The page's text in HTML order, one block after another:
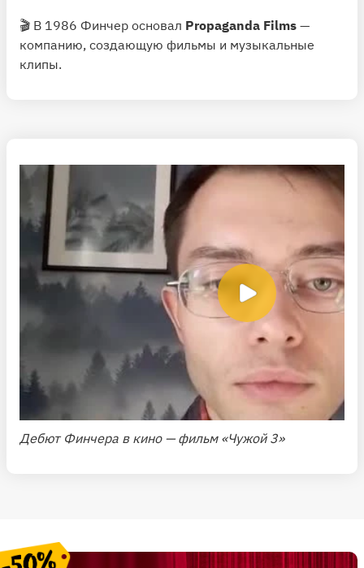
🎬 В 1986 Финчер основал Propaganda Films —
компанию, создающую фильмы и музыкальные
клипы.
Дебют Финчера в кино — фильм «Чужой 3»